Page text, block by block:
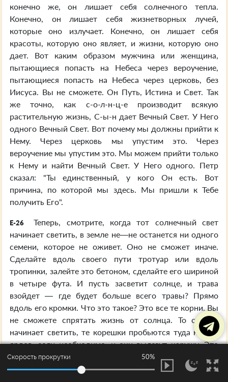
конечно же, он лишает себя солнечного тепла.
Конечно, он лишает себя жизнетворных лучей,
которые оно излучает. Конечно, он лишает себя
красоты, которую оно являет, и жизни, которую оно
дает. Вот каким образом мужчина или женщина,
пытающиеся попасть на Небеса через вероучение,
пытающиеся попасть на Небеса через церковь, без
Иисуса. Вы не сможете. Он Путь, Истина и Свет. Так
же точно, как с-о-л-н-ц-е производит всякую
растительную жизнь, С-ы-н дает Вечный Свет. У Него
одного Вечный Свет. Вот почему мы должны прийти к
Нему. Через церковь мы упустим это. Через
вероучение мы упустим это. Мы можем прийти только
к Нему и найти Вечный Свет. У Него одного. Петр
сказал: "Ты единственный, у кого Он есть. Вот
причина, по которой мы здесь. Мы пришли к Тебе
получить Его".
E-26
Теперь, смотрите, когда тот солнечный свет
начинает светить, в земле не—не останется ни одного
семени, которое не оживет. Оно не сможет иначе.
Сделайте вдоль своего пути тротуар или вдоль
тропинки, залейте это бетоном, сделайте его шириной
в четыре фута. И пусть засветит солнце, и трава
взойдет — где будет больше всего травы? Прямо
вдоль его кромки. Что это такое? Это все те корни. Вы
не сможете спрятать жизнь от солнца. То солнце
начинает светить, те корешки пробьются туда на сто
ярдов, если необходимо, и они вылезут наружу. Это
трава, что была под тротуаром. Это та, которая была
там под этим — свет светит. И когда свет светит,
Скорость прокрутки 50%